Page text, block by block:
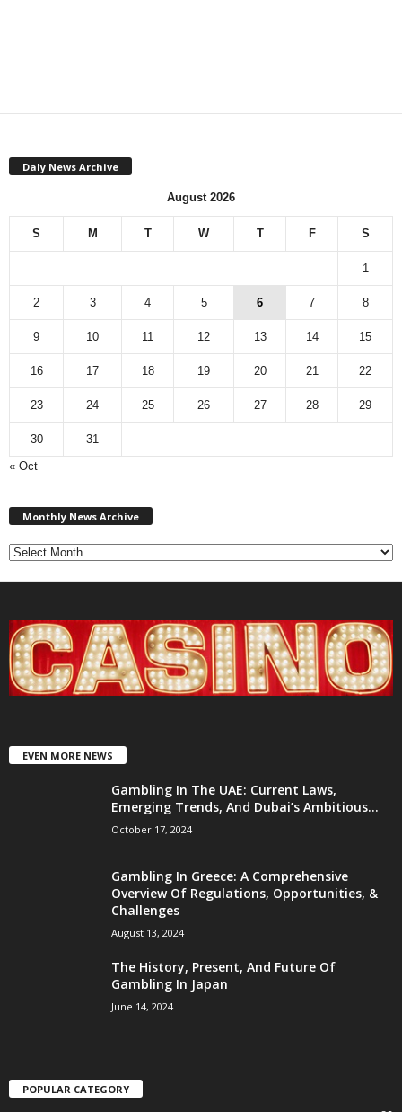
Daly News Archive
August 2026
S M T W T F S
1
2 3 4 5 6 7 8
9 10 11 12 13 14 15
16 17 18 19 20 21 22
23 24 25 26 27 28 29
30
31
« Oct
Monthly News Archive
EVEN MORE NEWS
Gambling In The UAE: Current Laws,
Emerging Trends, And Dubai’s Ambitious...
October 17, 2024
Gambling In Greece: A Comprehensive
Overview Of Regulations, Opportunities, &
Challenges
August 13, 2024
The History, Present, And Future Of
Gambling In Japan
June 14, 2024
POPULAR CATEGORY